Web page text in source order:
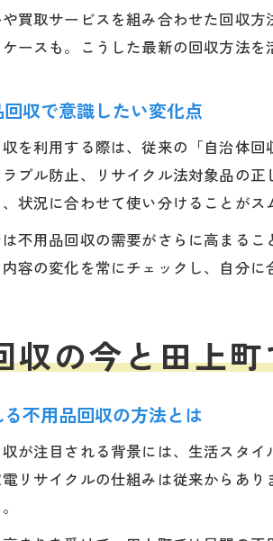
買取サービスを組み合わせた回収
ースも。こうした最新の回収方法
収で意識したい変化点
を利用する際は、従来の「自治体
ブル防止、リサイクル法対象品の
状況に合わせて使い分けることがス
不用品回収の需要がさらに高まる
容の変化を常にチェックし、自分に
収の今と田上
不用品回収の方法とは
が注目される背景には、生活スタ
リサイクルの仕組みは従来からあ